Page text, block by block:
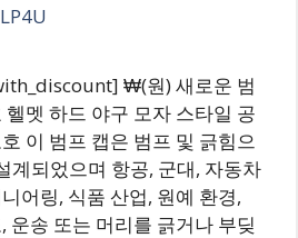
₩(원) 새로운 범
멧 하드 야구 모자 스타일 공
이 범프 캡은 범프 및 긁힘으
계되었으며 항공, 군대, 자동차
어링, 식품 산업, 원예 환경,
운송 또는 머리를 긁거나 부딪